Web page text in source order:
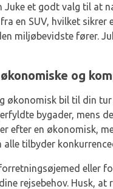
et godt valg til at
en SUV, hvilket
miljøbevidste fører.
og
økonomisk bil til din
bygader, mens
efter en økonomisk,
alle tilbyder
eller
rejsebehov. Husk,